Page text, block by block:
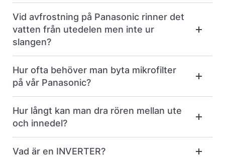
Vid avfrostning på Panasonic rinner det
vatten från utedelen men inte ur
slangen?
Hur ofta behöver man byta mikrofilter
på vår Panasonic?
Hur långt kan man dra rören mellan ute
och innedel?
Vad är en INVERTER?